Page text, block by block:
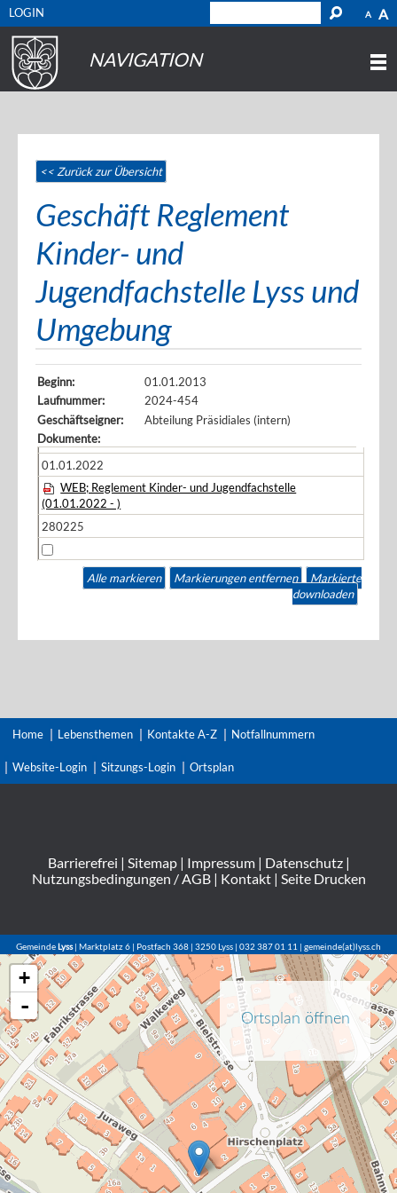
A A
LOGIN
NAVIGATION
<< Zurück zur Übersicht
Geschäft Reglement
Kinder- und
Jugendfachstelle Lyss und
Umgebung
Beginn:
01.01.2013
Laufnummer:
2024-454
Geschäftseigner:
Abteilung Präsidiales (intern)
Dokumente:
01.01.2022
WEB; Reglement Kinder- und Jugendfachstelle
(01.01.2022 - )
280225
Alle markieren Markierungen entfernen
Markierte
downloaden
Home Lebensthemen Kontakte A-Z Notfallnummern
Website-Login Sitzungs-Login Ortsplan
Barrierefrei | Sitemap| Impressum| Datenschutz|
Nutzungsbedingungen / AGB| Kontakt| Seite Drucken
GemeindeLyss| Marktplatz 6 | Postfach 368 | 3250 Lyss | 032 387 01 11 | gemeinde(at)lyss.ch